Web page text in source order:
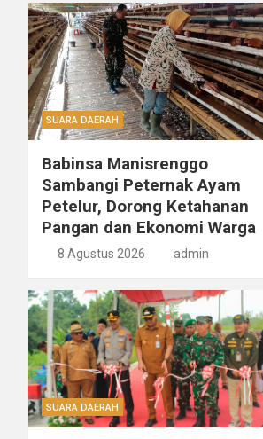
SUARA DAERAH
Babinsa Manisrenggo
Sambangi Peternak Ayam
Petelur, Dorong Ketahanan
Pangan dan Ekonomi Warga
8 Agustus 2026 admin
SUARA DAERAH